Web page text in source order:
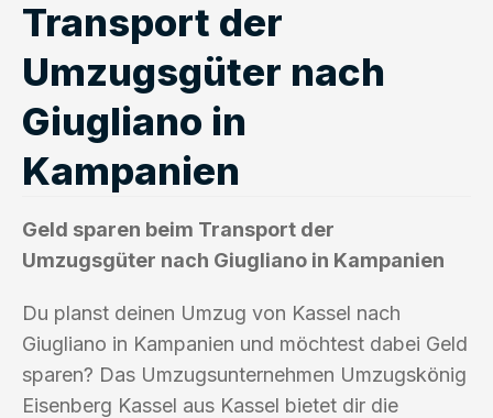
Transport der
Umzugsgüter nach
Giugliano in
Kampanien
Geld sparen beim Transport der
Umzugsgüter nach Giugliano in Kampanien
Du planst deinen Umzug von Kassel nach
Giugliano in Kampanien und möchtest dabei Geld
sparen? Das Umzugsunternehmen Umzugskönig
Eisenberg Kassel aus Kassel bietet dir die